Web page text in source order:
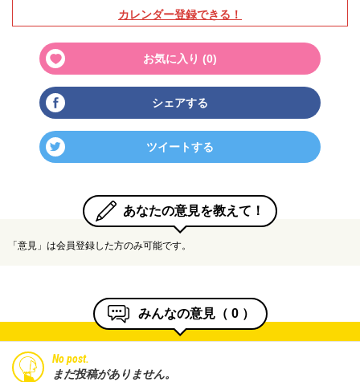
カレンダー登録できる！
お気に入り (0)
シェアする
ツイートする
あなたの意見を教えて！
「意見」は会員登録した方のみ可能です。
みんなの意見（ 0 ）
No post.
まだ投稿がありません。